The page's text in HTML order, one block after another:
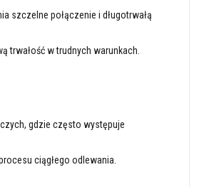
szczelne połączenie i długotrwałą
trwałość w trudnych warunkach.
gdzie często występuje
ciągłego odlewania.